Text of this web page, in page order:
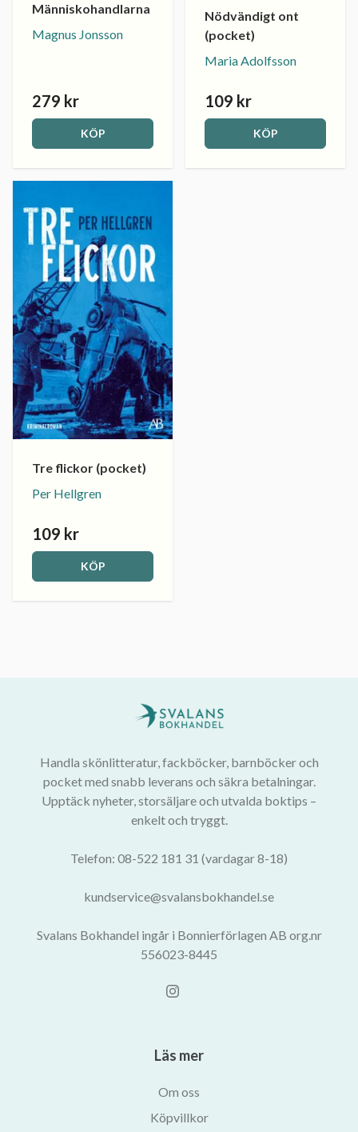
Människohandlarna
Magnus Jonsson
279 kr
KÖP
Nödvändigt ont
(pocket)
Maria Adolfsson
109 kr
KÖP
Tre flickor (pocket)
Per Hellgren
109 kr
KÖP
Handla skönlitteratur, fackböcker, barnböcker och
pocket med snabb leverans och säkra betalningar.
Upptäck nyheter, storsäljare och utvalda boktips –
enkelt och tryggt.
Telefon: 08-522 181 31 (vardagar 8-18)
kundservice@svalansbokhandel.se
Svalans Bokhandel ingår i Bonnierförlagen AB org.nr
556023-8445
Läs mer
Om oss
Köpvillkor